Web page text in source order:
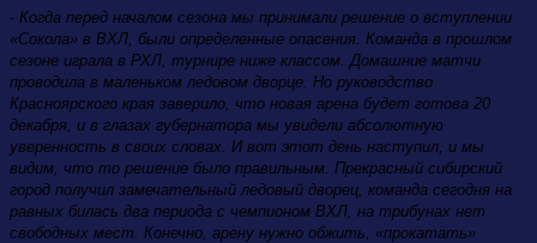
- Когда перед началом сезона мы принимали решение о вступлении
«Сокола» в ВХЛ, были определенные опасения. Команда в прошлом
сезоне играла в РХЛ, турнире ниже классом. Домашние матчи
проводила в маленьком ледовом дворце. Но руководство
Красноярского края заверило, что новая арена будет готова 20
декабря, и в глазах губернатора мы увидели абсолютную
уверенность в своих словах. И вот этот день наступил, и мы
видим, что то решение было правильным. Прекрасный сибирский
город получил замечательный ледовый дворец, команда сегодня на
равных билась два периода с чемпионом ВХЛ, на трибунах нет
свободных мест. Конечно, арену нужно обжить, «прокатать»